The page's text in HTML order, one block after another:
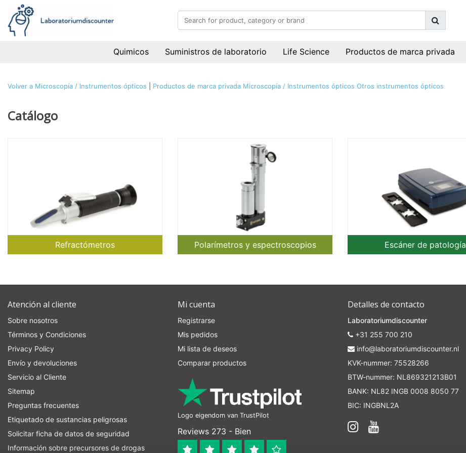
Quimicos Suministros de laboratorio Life Science Productos de marca privada
Volver a Microscopía / Instrumentos ópticos Productos de marca privada Microscopía / Instrumentos ópticos Otros instrumentos ópticos
Catálogo
Refractómetros Polarímetros y espectroscopios Escáner de patología
Atención al cliente
Sobre nosotros
Términos y Condiciones
Privacy Policy
Envío y devoluciones
Servicio al Cliente
Sitemap
Preguntas frecuentes
Etiquetado de sustancias peligrosas
Solicitar ficha de datos de seguridad
Información sobre precursores de drogas
Mi cuenta
Registrarse
Mis pedidos
Mi lista de deseos
Comparar productos
Logo eigendom van TrustPilot
Reviews 273 - Bien
Detalles de contacto
Laboratoriumdiscounter
+31 255 700 210
info@laboratoriumdiscounter.nl
KVK-nummer: 75528266
BTW-nummer: NL869321213B01
BANK: NL82 INGB 0008 8050 77
BIC: INGBNL2A